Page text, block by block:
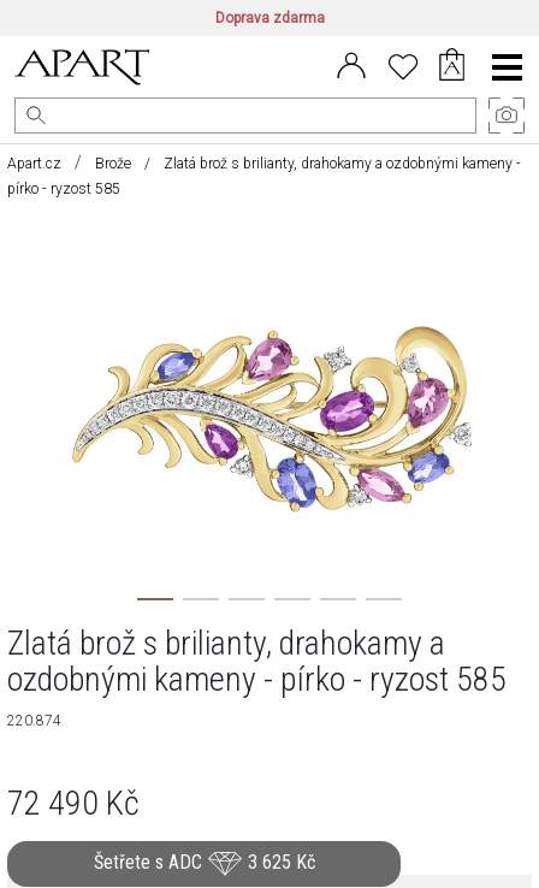
Doprava zdarma
CZ/CZK | EN/EUR PL/PLN
Main
Menu
Apart.cz Brože
Zlatá brož s brilianty, drahokamy a ozdobnými kameny -
pírko - ryzost 585
Zlatá brož s brilianty, drahokamy a
ozdobnými kameny - pírko - ryzost 585
220.874
72 490 Kč
Šetřete s ADC 3 625 Kč